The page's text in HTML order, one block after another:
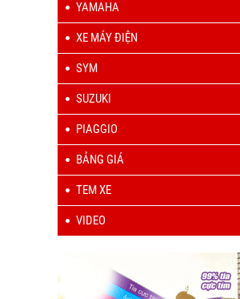
YAMAHA
XE MÁY ĐIỆN
SYM
SUZUKI
PIAGGIO
BẢNG GIÁ
TEM XE
VIDEO